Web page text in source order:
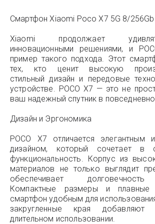
Смартфон Xiaomi Poco X7 5G 8/256Gb
Xiaomi продолжает
инновационными решениями, и
пример такого подхода. Этот
тех, кто ценит высокую
стильный дизайн и передовые
устройстве. POCO X7 — это не
ваш надежный спутник в
Дизайн и Эргономика
POCO X7 отличается элегантным
дизайном, который сочетает в
функциональность. Корпус из
материалов не только выглядит
обеспечивает
Компактные размеры и плавные
смартфон удобным для
закругленные края
длительном использовании.